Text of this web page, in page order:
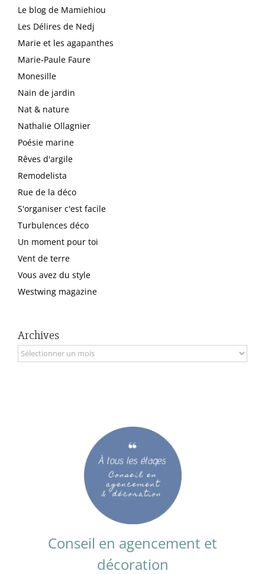
Le blog de Mamiehiou
Les Délires de Nedj
Marie et les agapanthes
Marie-Paule Faure
Monesille
Nain de jardin
Nat & nature
Nathalie Ollagnier
Poésie marine
Rêves d'argile
Remodelista
Rue de la déco
S'organiser c'est facile
Turbulences déco
Un moment pour toi
Vent de terre
Vous avez du style
Westwing magazine
Archives
Archives
Conseil en agencement et
décoration